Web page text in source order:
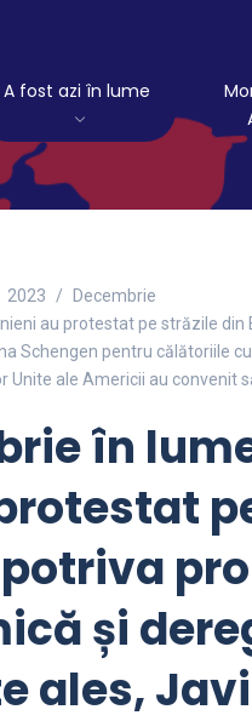
A fost azi în lume
2023
Decembrie
au protestat pe străzile
Schengen pentru călătoriile
Unite ale Americii au
în
și
ales,